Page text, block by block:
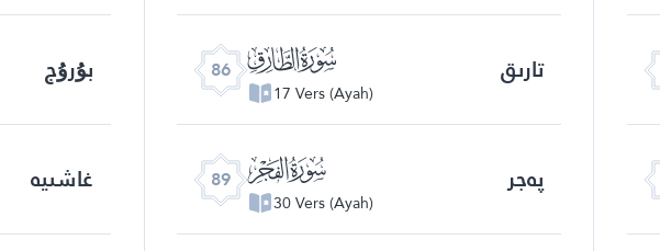
بۇرۇج 86 ﰃ
17 Vers (Ayah)
تارىق
غاشىيە 89 ﰆ
30 Vers (Ayah)
پەجر